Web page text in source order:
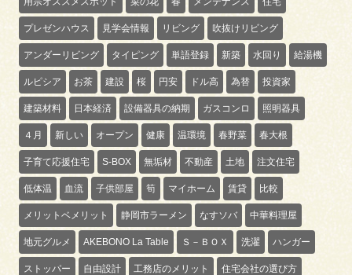
プレゼンハウス 見学会情報 リビング 吹抜けリビング
アンダーリビング タイピング 単語登録 新築 水回り 給湯機
ルピシア お茶 建設 桜 円安 ドル高 為替 投資家
建築材料 日本経済 設備器具の納期 ガスコンロ 照明器具
４月 新しい オープン 健康 温環境 春野菜 春大根
子育て応援住宅 S-BOX 無垢材 不動産 土地 注文住宅
低体温 血流 子供部屋 筍 マイホーム 賃貸 比較
メリットベメリット 静岡市ラーメン なすソバ 中華料理屋
地元グルメ AKEBONO La Table Ｓ－ＢＯＸ 洗濯 ハンガー
ストッパー 自由設計 工務店のメリット 住宅会社の選び方